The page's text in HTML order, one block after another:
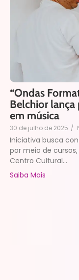
“Ondas
Belchior
em música
30 de julho de 2025 /
Iniciativa busca
por meio de
Centro Cultural...
Saiba Mais